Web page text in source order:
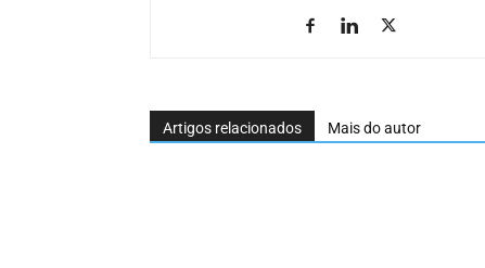
Artigos relacionados Mais do autor